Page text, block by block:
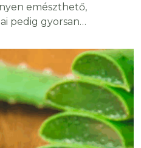
emészthető,
pedig gyorsan
számos gyógyhatással
izomépítésre, segíti a
és védi a szívet,
kendermag azon
ideális arányban
omega-6 zsírsavakat.